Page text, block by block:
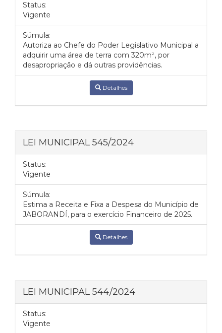
Status:
Vigente
Súmula:
Autoriza ao Chefe do Poder Legislativo Municipal a
adquirir uma área de terra com 320m², por
desapropriação e dá outras providências.
Detalhes
LEI MUNICIPAL 545/2024
Status:
Vigente
Súmula:
Estima a Receita e Fixa a Despesa do Município de
JABORANDÍ, para o exercício Financeiro de 2025.
Detalhes
LEI MUNICIPAL 544/2024
Status:
Vigente